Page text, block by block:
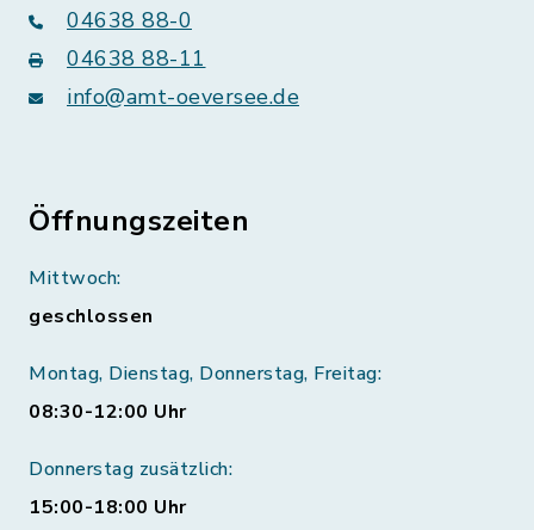
04638 88-0
04638 88-11
info@amt-oeversee.de
Öffnungszeiten
Mittwoch:
geschlossen
Montag, Dienstag, Donnerstag, Freitag:
08:30-12:00 Uhr
Donnerstag zusätzlich:
15:00-18:00 Uhr